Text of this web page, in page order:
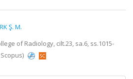
Ş. M.
of Radiology, cilt.23, sa.6, ss.1015-